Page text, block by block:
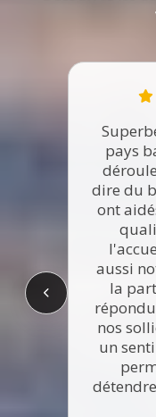
pays
dire du
ont
aussi
la
nos
un